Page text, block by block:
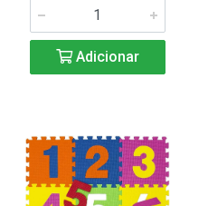
Adicionar